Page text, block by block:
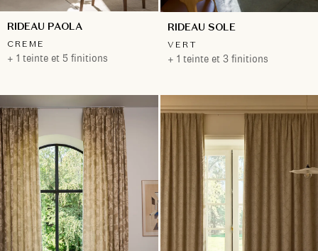
RIDEAU PAOLA
CREME
+ 1 teinte et 5 finitions
RIDEAU SOLE
VERT
+ 1 teinte et 3 finitions